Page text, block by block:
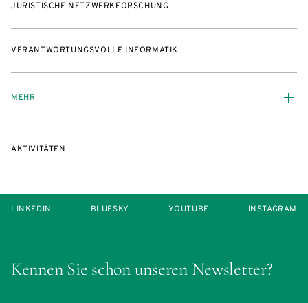
JURISTISCHE NETZWERKFORSCHUNG
VERANTWORTUNGSVOLLE INFORMATIK
MEHR
AKTIVITÄTEN
Kennen Sie schon unseren Newsletter?
LINKEDIN BLUESKY YOUTUBE INSTAGRAM